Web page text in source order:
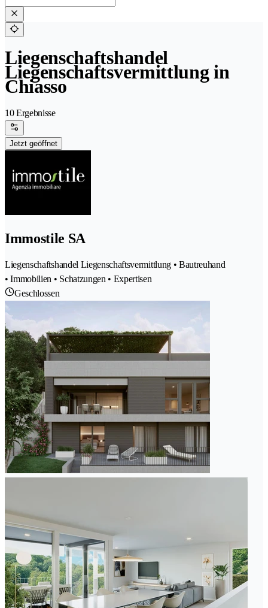
Liegenschaftshandel
Liegenschaftsvermittlung in
Chiasso
10 Ergebnisse
Jetzt geöffnet
Immostile SA
Liegenschaftshandel Liegenschaftsvermittlung • Bautreuhand
• Immobilien • Schatzungen • Expertisen
Geschlossen